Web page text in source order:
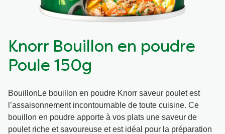
Végétarien
Ingrédients
Wraps aux légumes
Occasions
Aides culinaires
Wraps aux légumes
Snackpots
Knorr Bouillon en poudre
Poule 150g
BouillonLe bouillon en poudre Knorr saveur poulet est
l’assaisonnement incontournable de toute cuisine. Ce
bouillon en poudre apporte à vos plats une saveur de
poulet riche et savoureuse et est idéal pour la préparation